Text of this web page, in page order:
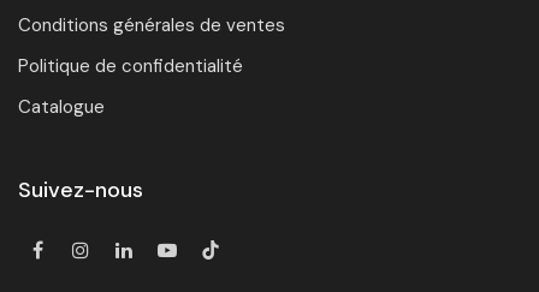
Conditions générales de ventes
Politique de confidentialité
Catalogue
Suivez-nous